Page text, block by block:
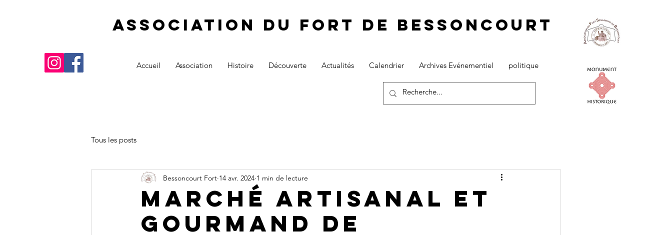
Association du fort de Bessoncourt
Accueil Association Histoire Découverte Actualités Calendrier Archives Evénementiel politique
Tous les posts
MARCHÉ ARTISANAL ET
GOURMAND DE
Bessoncourt Fort 14 avr. 2024 1 min de lecture